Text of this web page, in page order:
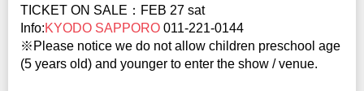
TICKET ON SALE：FEB 27 sat
Info:KYODO SAPPORO 011-221-0144
※Please notice we do not allow children preschool age
(5 years old) and younger to enter the show / venue.